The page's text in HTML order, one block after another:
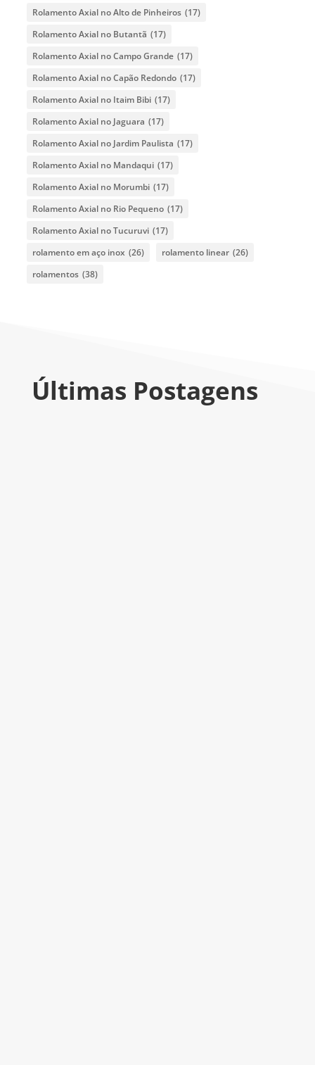
Rolamento Axial no Alto de Pinheiros (17)
Rolamento Axial no Butantã (17)
Rolamento Axial no Campo Grande (17)
Rolamento Axial no Capão Redondo (17)
Rolamento Axial no Itaim Bibi (17)
Rolamento Axial no Jaguara (17)
Rolamento Axial no Jardim Paulista (17)
Rolamento Axial no Mandaqui (17)
Rolamento Axial no Morumbi (17)
Rolamento Axial no Rio Pequeno (17)
Rolamento Axial no Tucuruvi (17)
rolamento em aço inox (26) rolamento linear (26)
rolamentos (38)
Últimas Postagens